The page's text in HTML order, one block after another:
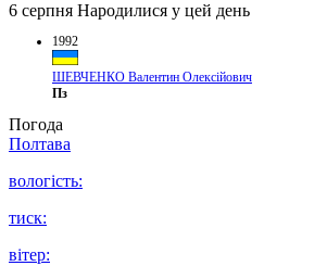
6 серпня Народилися у цей день
1992
ШЕВЧЕНКО Валентин Олексійович
Пз
Погода
Полтава
вологість:
тиск:
вітер: